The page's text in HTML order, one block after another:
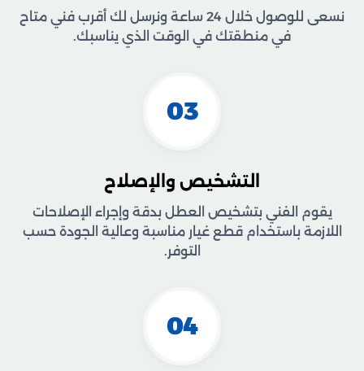
نسعى للوصول خلال 24 ساعة ونرسل لك أقرب فني متاح
في منطقتك في الوقت الذي يناسبك.
03
التشخيص والإصلاح
يقوم الفني بتشخيص العطل بدقة وإجراء الإصلاحات
اللازمة باستخدام قطع غيار مناسبة وعالية الجودة حسب
التوفر.
04